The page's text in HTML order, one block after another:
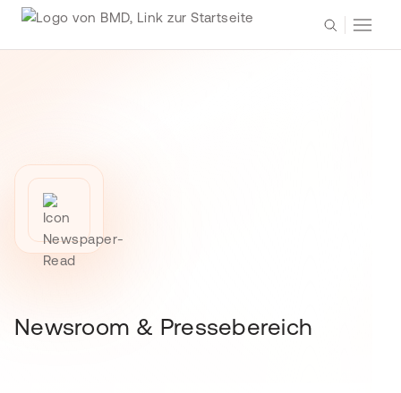
Newsroom & Pressebereich